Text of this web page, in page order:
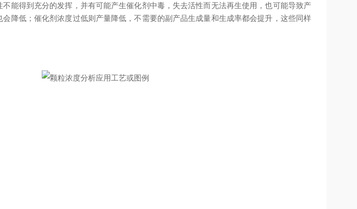
能得到充分的发挥，并有可能产生催化剂中毒，失去活性而无法再生使用，也可能导致产
降低；催化剂浓度过低则产量降低，不需要的副产品生成量和生成率都会提升，这些同样